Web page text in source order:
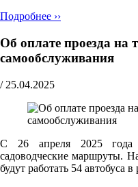
Подробнее ››
Об оплате проезда на
самообслуживания
/ 25.04.2025
С 26 апреля 2025 года
садоводческие маршруты.
будут работать 54 автобуса